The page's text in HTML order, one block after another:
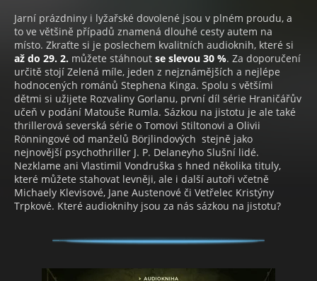
Jarní prázdniny i lyžařské dovolené jsou v plném proudu, a
to ve většině případů znamená dlouhé cesty autem na
místo. Zkraťte si je poslechem kvalitních audioknih, které si
až do 29. 2. můžete stáhnout se slevou 30 %. Za doporučení
určitě stojí Zelená míle, jeden z nejznámějších a nejlépe
hodnocených románů Stephena Kinga. Spolu s většími
dětmi si užijete Rozvaliny Gorlanu, první díl série Hraničářův
učeň v podání Matouše Rumla. Sázkou na jistotu je ale také
thrillerová severská série o Tomovi Stiltonovi a Olivii
Rönningové od manželů Börjlindových stejně jako
nejnovější psychothriller J. P. Delaneyho Slušní lidé.
Nezklame ani Vlastimil Vondruška s hned několika tituly,
které můžete stahovat levněji, ale i další autoři včetně
Michaely Klevisové, Jane Austenové či Vetřelec Kristýny
Trpkové. Které audioknihy jsou za nás sázkou na jistotu?